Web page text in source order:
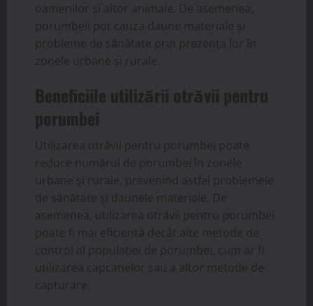
oamenilor și altor animale. De asemenea,
porumbeii pot cauza daune materiale și
probleme de sănătate prin prezența lor în
zonele urbane și rurale.
Beneficiile utilizării otrăvii pentru
porumbei
Utilizarea otrăvii pentru porumbei poate
reduce numărul de porumbei în zonele
urbane și rurale, prevenind astfel problemele
de sănătate și daunele materiale. De
asemenea, utilizarea otrăvii pentru porumbei
poate fi mai eficientă decât alte metode de
control al populației de porumbei, cum ar fi
utilizarea capcanelor sau a altor metode de
capturare.